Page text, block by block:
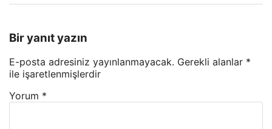
Bir yanıt yazın
E-posta adresiniz yayınlanmayacak. Gerekli alanlar *
ile işaretlenmişlerdir
Yorum *